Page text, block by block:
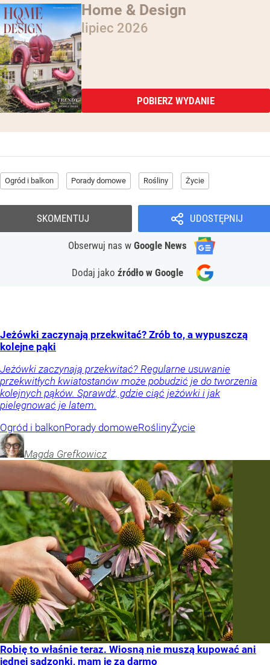
Home & Design
lipiec 2026
POBIERZ WYDANIE
Ogród i balkon Porady domowe Rośliny Życie
UDOSTĘPNIJ
Obserwuj nas w Google News
Dodaj jako źródło w Google
SKOMENTUJ
Jeżówki zaczynają przekwitać? Zrób to, a wypuszczą
kolejne pąki
Jeżówki zaczynają przekwitać? Regularne usuwanie
przekwitłych kwiatostanów może pobudzić je do tworzenia
kolejnych pąków. Sprawdź, gdzie ciąć jeżówki i jak
pielęgnować je latem.
Ogród i balkonPorady domoweRoślinyŻycie
Magda Grefkowicz
Robię to właśnie teraz. Wiosną nie muszą kupować ani
jednej sadzonki, mam je za darmo